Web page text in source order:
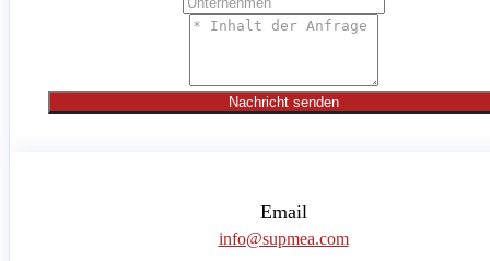
Nachricht senden
Email
info@supmea.com